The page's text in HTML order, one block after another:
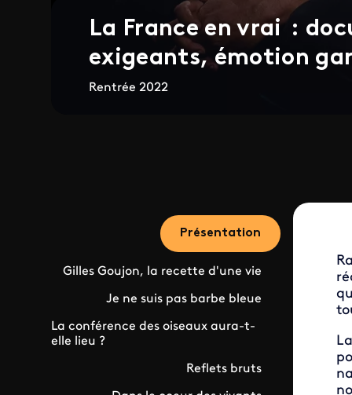
La France en vrai :
exigeants, émotion
Rentrée 2022
Présentation
Gilles Goujon, la recette d'une vie
Je ne suis pas barbe bleue
La conférence des oiseaux aura-t-
elle lieu ?
Reflets bruts